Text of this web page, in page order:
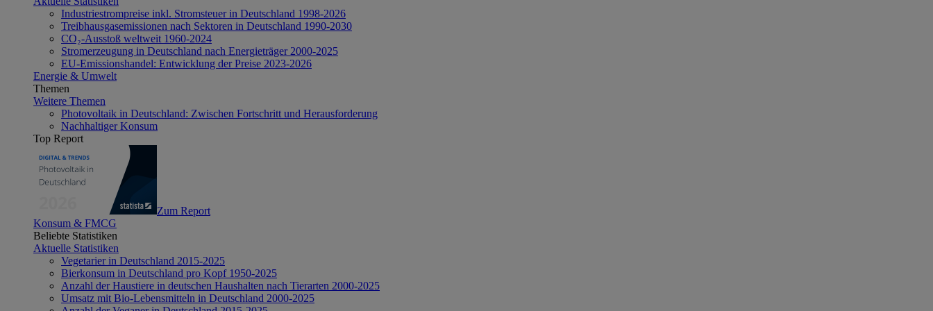
Industriestrompreise inkl. Stromsteuer in Deutschland 1998-2026
Treibhausgasemissionen nach Sektoren in Deutschland 1990-2030
CO₂-Ausstoß weltweit 1960-2024
Stromerzeugung in Deutschland nach Energieträger 2000-2025
EU-Emissionshandel: Entwicklung der Preise 2023-2026
Energie & Umwelt
Themen
Weitere Themen
Photovoltaik in Deutschland: Zwischen Fortschritt und Herausforderung
Nachhaltiger Konsum
Top Report
Zum Report
Konsum & FMCG
Beliebte Statistiken
Aktuelle Statistiken
Vegetarier in Deutschland 2015-2025
Bierkonsum in Deutschland pro Kopf 1950-2025
Anzahl der Haustiere in deutschen Haushalten nach Tierarten 2000-2025
Umsatz mit Bio-Lebensmitteln in Deutschland 2000-2025